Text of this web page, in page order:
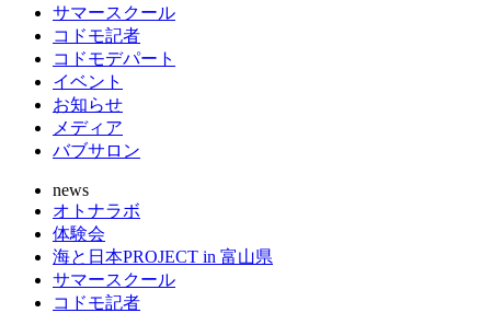
サマースクール
コドモ記者
コドモデパート
イベント
お知らせ
メディア
バブサロン
news
オトナラボ
体験会
海と日本PROJECT in 富山県
サマースクール
コドモ記者